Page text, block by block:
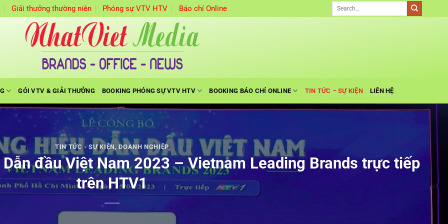
Giải thưởng thường niên Phóng sự VTV HTV Báo chí Online
GÓI VTV & GIẢI THƯỞNG BOOKING PHÓNG SỰ VTV HTV BOOKING BÁO CHÍ ONLINE TIN TỨC – SỰ KIỆN LIÊN HỆ
TIN TỨC - SỰ KIỆN,DOANH NGHIỆP
Dẫn đầu Việt Nam 2023 – Vietnam Leading Brands trực tiếp
trên HTV1